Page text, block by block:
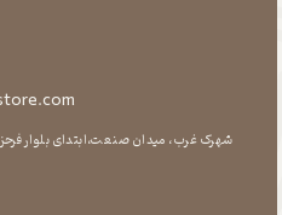
شهرک غرب، میدان صنعت،ابتدای بلوار